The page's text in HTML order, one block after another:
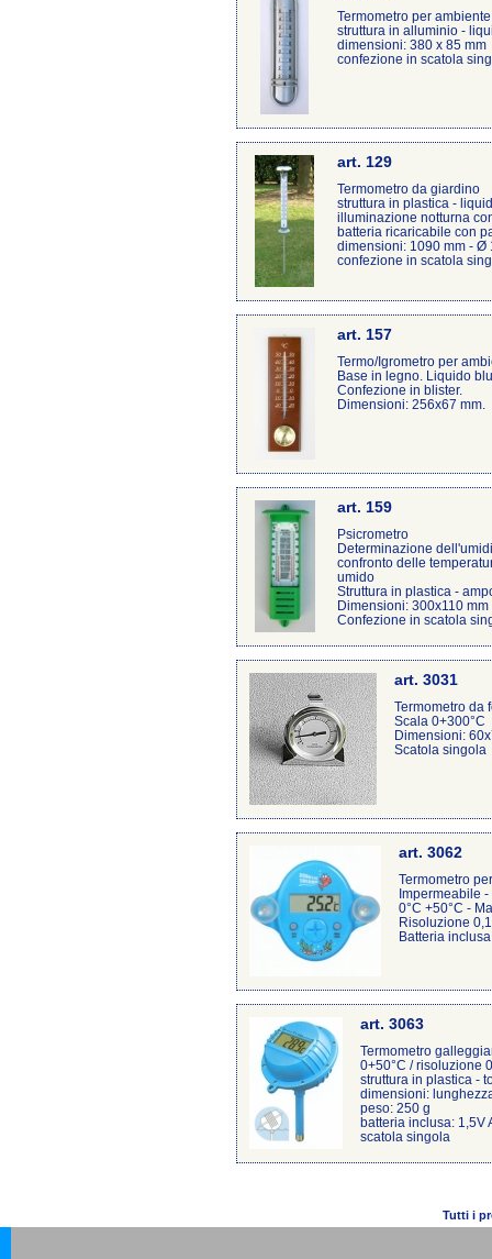
Termometro per
struttura in alluminio -
dimensioni: 380 x 85 mm
confezione in scatola
art. 129
Termometro da giardino
struttura in plastica -
illuminazione notturna
batteria ricaricabile con
dimensioni: 1090 mm - Ø
confezione in scatola
art. 157
Termo/Igrometro per
Base in legno. Liquido
Confezione in blister.
Dimensioni: 256x67 mm.
art. 159
Psicrometro
Determinazione
confronto delle
umido
Struttura in plastica -
Dimensioni: 300x110 mm
Confezione in scatola
art. 3031
Termometro da
Scala 0+300°C
Dimensioni:
Scatola singola
art. 3062
Termometro
Impermeabile
0°C +50°C -
Risoluzione
Batteria
art. 3063
Termometro
0+50°C / risoluzione
struttura in plastica -
dimensioni:
peso: 250 g
batteria inclusa: 1,5V
scatola singola
Tutti i